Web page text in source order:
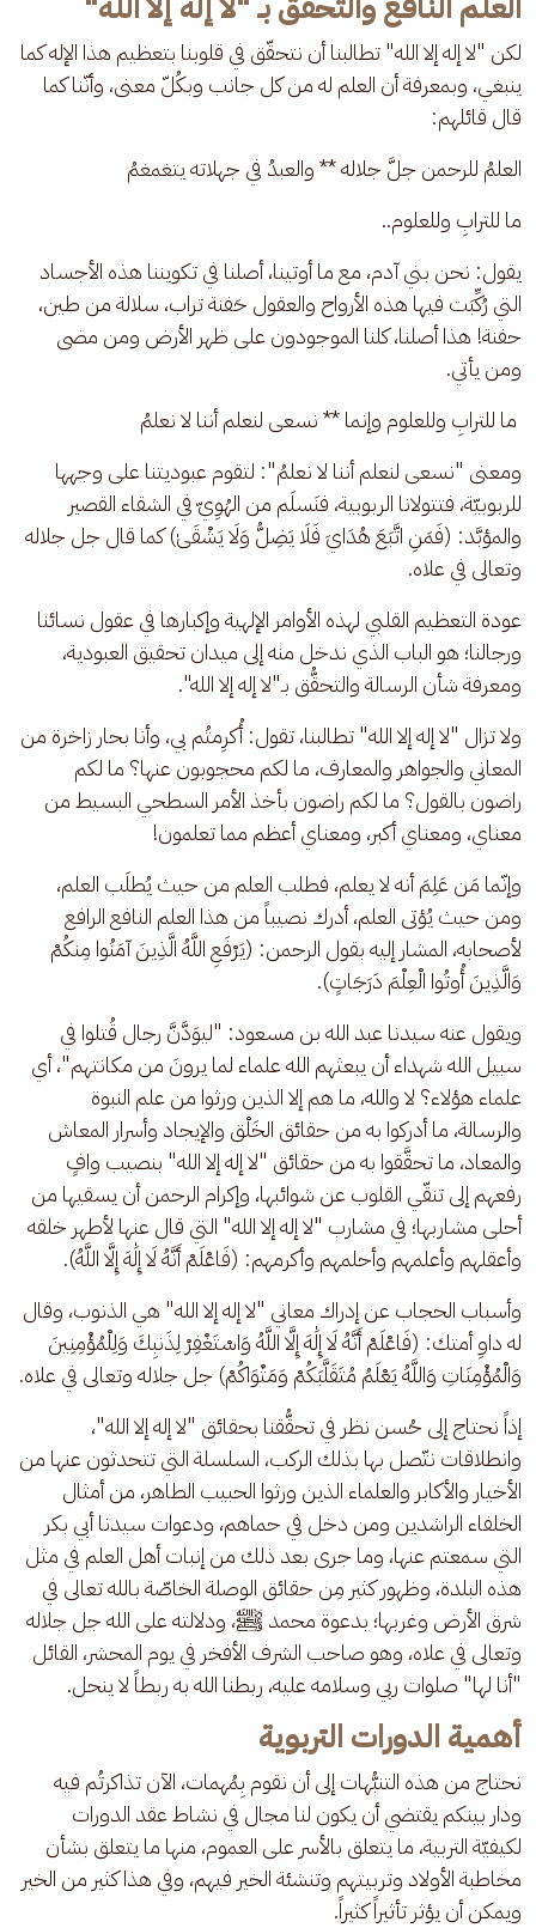
لكن "لا إله إلا الله" تطالبنا أن نتحقّق في قلوبنا بتعظيم هذا الإله كما
ينبغي، وبمعرفة أن العلم له من كل جانب وبكُلّ معنى، وأنّنا كما
قال قائلهم:
العلمُ للرحمن جلَّ جلاله ** والعبدُ في جهلاته يتغمغمُ
ما للترابِ وللعلوم..
يقول: نحن بني آدم، مع ما أوتينا، أصلنا في تكويننا هذه الأجساد
التي رُكِّبَت فيها هذه الأرواح والعقول حَفنة تراب، سلالة من طين،
حفنة! هذا أصلنا، كلنا الموجودون على ظهر الأرض ومن مضى
ومن يأتي.
ما للترابِ وللعلوم وإنما ** نسعى لنعلم أننا لا نعلمُ
ومعنى "نسعى لنعلم أننا لا نعلمُ": لتقوم عبوديتنا على وجهها
للربوبيّة، فتتولانا الربوبية، فنَسلَم من الهُوِيّ في الشقاء القصير
والمؤبَّد: (فَمَنِ اتَّبَعَ هُدَايَ فَلَا يَضِلُّ وَلَا يَشْقَىٰ) كما قال جل جلاله
وتعالى في علاه.
عودة التعظيم القلبي لهذه الأوامر الإلهية وإكبارها في عقول نسائنا
ورجالنا؛ هو الباب الذي ندخل منه إلى ميدان تحقيق العبودية،
ومعرفة شأن الرسالة والتحقُّق بـ"لا إله إلا الله".
ولا تزال "لا إله إلا الله" تطالبنا، تقول: أُكرِمتُم بي، وأنا بحار زاخرة من
المعاني والجواهر والمعارف، ما لكم محجوبون عنها؟ ما لكم
راضون بالقول؟ ما لكم راضون بأخذ الأمر السطحي البسيط من
معناي، ومعناي أكبر، ومعناي أعظم مما تعلمون!
وإنّما مَن عَلِمَ أنه لا يعلم، فطلب العلم من حيث يُطلَب العلم،
ومن حيث يُؤتى العلم، أدرك نصيباً من هذا العلم النافع الرافع
لأصحابه، المشار إليه بقول الرحمن: (يَرْفَعِ اللَّهُ الَّذِينَ آمَنُوا مِنكُمْ
وَالَّذِينَ أُوتُوا الْعِلْمَ دَرَجَاتٍ).
ويقول عنه سيدنا عبد الله بن مسعود: "ليوَدَّنَّ رجال قُتلوا في
سبيل الله شهداء أن يبعثهم الله علماء لما يرونَ من مكانتهم"، أي
علماء هؤلاء؟ لا والله، ما هم إلا الذين ورثوا من علم النبوة
والرسالة، ما أدركوا به من حقائق الخَلْق والإيجاد وأسرار المعاش
والمعاد، ما تحقَّقوا به من حقائق "لا إله إلا الله" بنصيب وافٍ
رفعهم إلى تنقّي القلوب عن شوائبها، وإكرام الرحمن أن يسقيها من
أحلى مشاربها؛ في مشارب "لا إله إلا الله" التي قال عنها لأطهر خلقه
وأعقلهم وأعلمهم وأحلمهم وأكرمهم: (فَاعْلَمْ أَنَّهُ لَا إِلَٰهَ إِلَّا اللَّهُ).
وأسباب الحجاب عن إدراك معاني "لا إله إلا الله" هي الذنوب، وقال
له داوِ أمتك: (فَاعْلَمْ أَنَّهُ لَا إِلَٰهَ إِلَّا اللَّهُ وَاسْتَغْفِرْ لِذَنبِكَ وَلِلْمُؤْمِنِينَ
وَالْمُؤْمِنَاتِ وَاللَّهُ يَعْلَمُ مُتَقَلَّبَكُمْ وَمَثْوَاكُمْ) جل جلاله وتعالى في علاه.
إذاً نحتاج إلى حُسن نظر في تحقُّقنا بحقائق "لا إله إلا الله"،
وانطلاقات نتّصل بها بذلك الركب، السلسلة التي تتحدثون عنها من
الأخيار والأكابر والعلماء الذين ورثوا الحبيب الطاهر، من أمثال
الخلفاء الراشدين ومن دخل في حماهم، ودعوات سيدنا أبي بكر
التي سمعتم عنها، وما جرى بعد ذلك من إنبات أهل العلم في مثل
هذه البلدة، وظهور كثير مِن حقائق الوصلة الخاصّة بالله تعالى في
شرق الأرض وغربها؛ بدعوة محمد ﷺ، ودلالته على الله جل جلاله
وتعالى في علاه، وهو صاحب الشرف الأفخر في يوم المحشر، القائل
"أنا لها" صلوات ربي وسلامه عليه، ربطنا الله به ربطاً لا ينحل.
أهمية الدورات التربوية
نحتاج من هذه التنبُّهات إلى أن نقوم بِمُهمات، الآن تذاكرتُم فيه
ودار بينكم يقتضي أن يكون لنا مجال في نشاط عقد الدورات
لكيفيّة التربية، ما يتعلق بالأسر على العموم، منها ما يتعلق بشأن
مخاطبة الأولاد وتربيتهم وتنشئة الخير فيهم، وفي هذا كثير من الخير
ويمكن أن يؤثر تأثيراً كثيراً.